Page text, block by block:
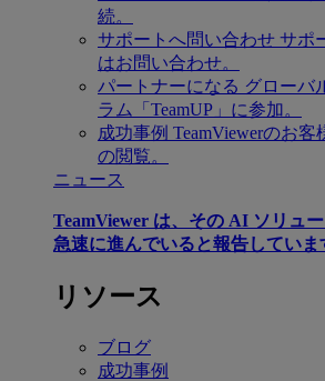
続。
サポートへ問い合わせ サポ
はお問い合わせ。
パートナーになる グローバ
ラム「TeamUP」に参加。
成功事例 TeamViewerのお
の閲覧。
ニュース
TeamViewer は、その AI ソリュ
急速に進んでいると報告していま
リソース
ブログ
成功事例